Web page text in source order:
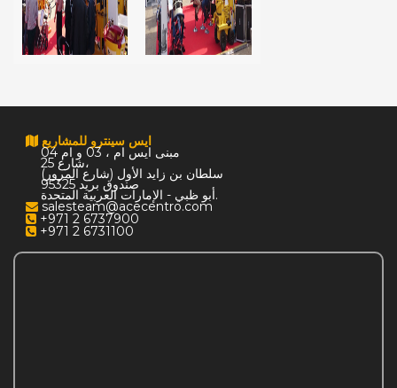
ايس سينترو للمشاريع
مبنى ايس ام ، 03 و ام 04
شارع 25،
سلطان بن زايد الأول (شارع المرور)
صندوق بريد 95325
أبو ظبي - الإمارات العربية المتحدة.
salesteam@acecentro.com
+971 2 6737900
+971 2 6731100